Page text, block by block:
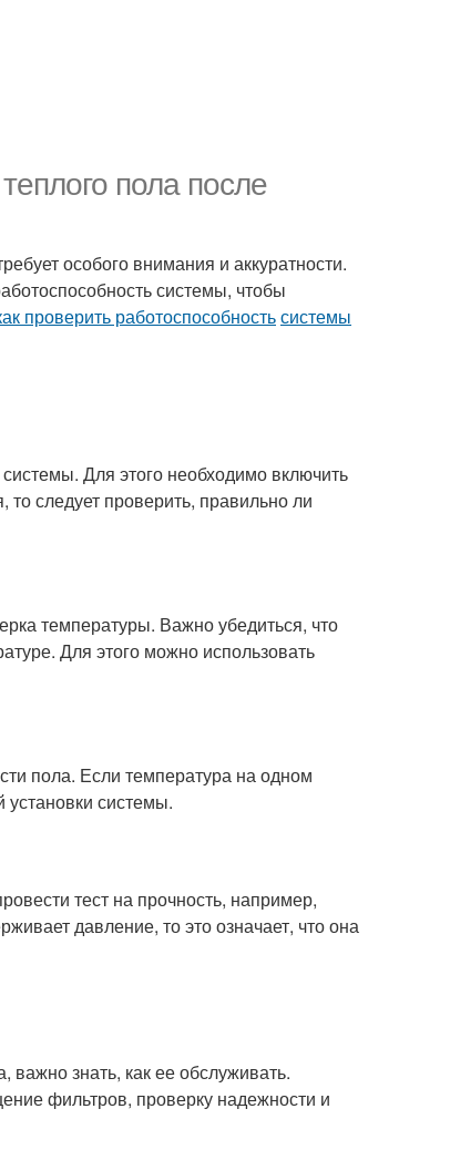
пола после
особого внимания и аккуратности.
системы, чтобы
проверить работоспособностьсистемы
Для этого необходимо включить
то следует проверить, правильно ли
температуры. Важно убедиться, что
Для этого можно использовать
пола. Если температура на одном
системы.
тест на прочность, например,
давление, то это означает, что она
важно знать, как ее обслуживать.
фильтров, проверку надежности и